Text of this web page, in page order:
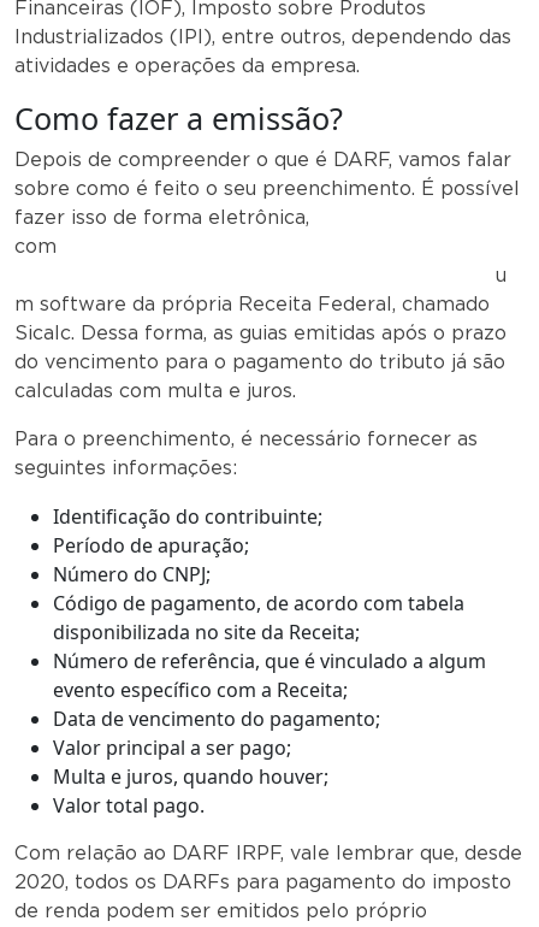
Financeiras (IOF), Imposto sobre Produtos
Industrializados (IPI), entre outros, dependendo das
atividades e operações da empresa.
Como fazer a emissão?
Depois de compreender o que é DARF, vamos falar
sobre como é feito o seu preenchimento. É possível
fazer isso de forma eletrônica,
com
u
m software da própria Receita Federal, chamado
Sicalc. Dessa forma, as guias emitidas após o prazo
do vencimento para o pagamento do tributo já são
calculadas com multa e juros.
Para o preenchimento, é necessário fornecer as
seguintes informações:
Identificação do contribuinte;
Período de apuração;
Número do CNPJ;
Código de pagamento, de acordo com tabela
disponibilizada no site da Receita;
Número de referência, que é vinculado a algum
evento específico com a Receita;
Data de vencimento do pagamento;
Valor principal a ser pago;
Multa e juros, quando houver;
Valor total pago.
Com relação ao DARF IRPF, vale lembrar que, desde
2020, todos os DARFs para pagamento do imposto
de renda podem ser emitidos pelo próprio